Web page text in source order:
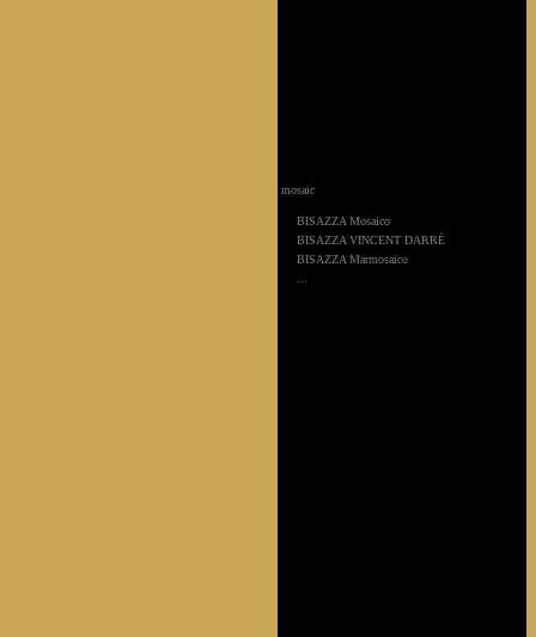
Khảm mosaic
BISAZZA Mosaico
BISAZZA VINCENT DARRÉ
BISAZZA Marmosaico